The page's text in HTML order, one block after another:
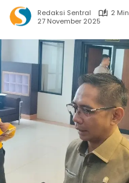
Redaksi Sentral
2
27 November 2025